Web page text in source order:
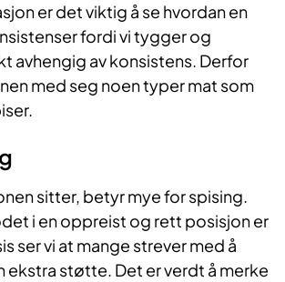
er det viktig å se hvordan en
fordi vi tygger og
avhengig av konsistens. Derfor
med seg noen typer mat som
sitter, betyr mye for spising.
i en oppreist og rett posisjon er
ser vi at mange strever med å
støtte. Det er verdt å merke